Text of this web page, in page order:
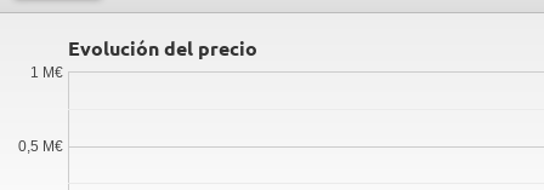
Evolución del precio
0,5 M€
1 M€